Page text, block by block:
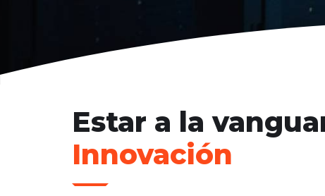
Estar a la
Innovación